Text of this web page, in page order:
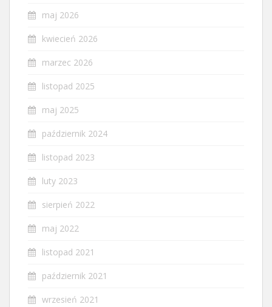
maj 2026
kwiecień 2026
marzec 2026
listopad 2025
maj 2025
październik 2024
listopad 2023
luty 2023
sierpień 2022
maj 2022
listopad 2021
październik 2021
wrzesień 2021